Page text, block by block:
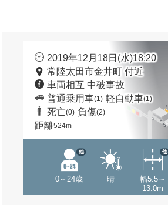
2019年12月18日(水)18:20
常陸太田市金井町 付近
車両相互 中破事故
普通乗用車(1) 軽自動車(1)
死亡(0) 負傷(2)
距離524m
0～24歳
他
晴
幅5.5～
13.0m
他